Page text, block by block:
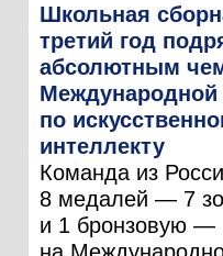
Школьная
третий год
абсолютным
по
интеллекту
Команда из
8 медалей — 7
и 1 бронзовую —